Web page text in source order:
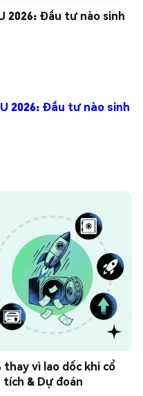
2026: Đầu tư nào sinh
2026: Đầu tư nào sinh
thay vì lao dốc khi cổ
& Dự đoán